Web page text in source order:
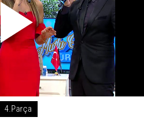
4.Parça